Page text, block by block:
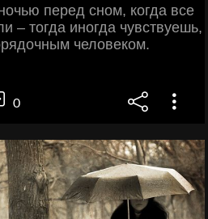
перед сном, когда все
– тогда иногда чувствуешь,
человеком.
0